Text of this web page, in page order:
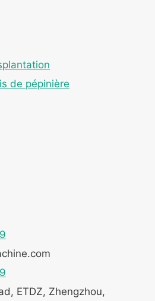
de pépinière
ETDZ, Zhengzhou,